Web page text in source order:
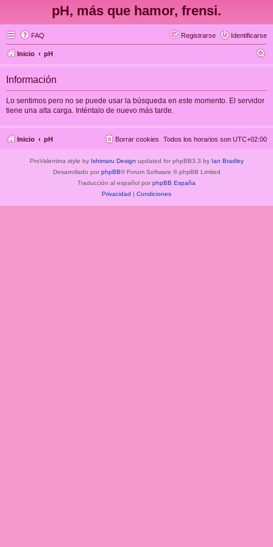
pH, más que hamor, frensi.
FAQ Identificarse
Registrarse
Inicio pH
Información
Lo sentimos pero no se puede usar la búsqueda en este momento. El servidor
tiene una alta carga. Inténtalo de nuevo más tarde.
Inicio pH Todos los horarios son UTC+02:00
Borrar cookies
ProValentina style by Ishimaru Design updated for phpBB3.3 by Ian Bradley
Desarrollado por phpBB® Forum Software © phpBB Limited
Traducción al español por phpBB España
Privacidad | Condiciones